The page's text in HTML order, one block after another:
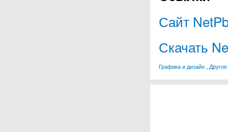
Сайт
Скачать
Графика и дизайн , Другое